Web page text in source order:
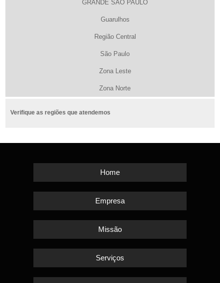
GRANDE SÃO PAULO
Guarulhos
Região Central
São Paulo
Zona Leste
Zona Norte
Verifique as regiões que atendemos
Home
Empresa
Missão
Serviços